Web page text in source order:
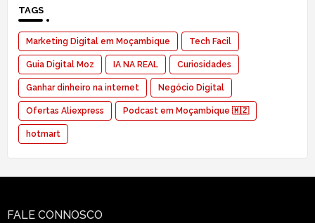
TAGS
Marketing Digital em Moçambique Tech Facil
Guia Digital Moz IA NA REAL Curiosidades
Ganhar dinheiro na internet Negócio Digital
Ofertas Aliexpress Podcast em Moçambique 🇲🇿
hotmart
FALE CONNOSCO